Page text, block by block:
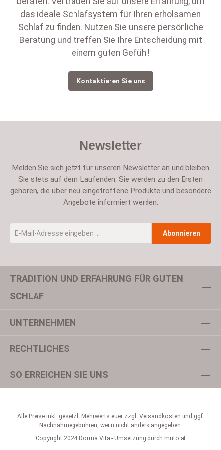
das ideale Schlafsystem für Ihren erholsamen
Schlaf zu finden. Nutzen Sie unsere persönliche
Beratung und treffen Sie Ihre Entscheidung mit
einem guten Gefühl!
Kontaktieren Sie uns
Newsletter
Melden Sie sich jetzt für unseren Newsletter an und bleiben
Sie stets auf dem Laufenden. Sie werden zu den Ersten
gehören, die über neu eingetroffene Produkte und besondere
Angebote informiert werden.
Abonnieren
Um weiterzugehen, geben Sie die oben abgebildeten Zeichen ein
genommen und die
TRADITION UND ERFAHRUNG FÜR GUTEN
SCHLAF
SO ERREICHEN SIE UNS
UNTERNEHMEN
RECHTLICHES
Alle Preise inkl. gesetzl. Mehrwertsteuer zzgl. Versandkosten und ggf.
Nachnahmegebühren, wenn nicht anders angegeben.
Copyright 2024 Dorma Vita - Umsetzung durch muto.at